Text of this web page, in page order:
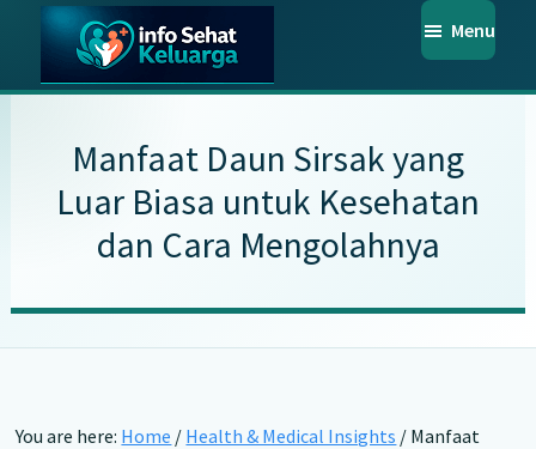
main
primary
footerInfo
Keluarga
Temukan
Informasi
Kesehatan
Keluarga
Terpercaya
Menu
Manfaat Daun Sirsak yang
Luar Biasa untuk Kesehatan
dan Cara Mengolahnya
You are here: Home / Health & Medical Insights / Manfaat